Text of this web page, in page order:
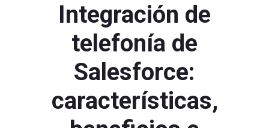
Integración de
telefonía de
Salesforce:
características,